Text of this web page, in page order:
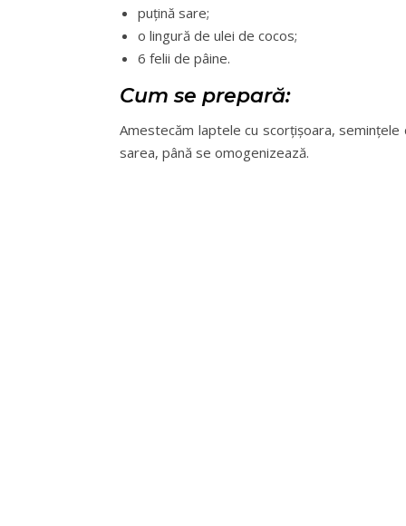
puțină sare;
o lingură de ulei de cocos;
6 felii de pâine.
Cum se prepară:
Amestecăm laptele cu scorțișoara,
sarea, până se omogenizează.